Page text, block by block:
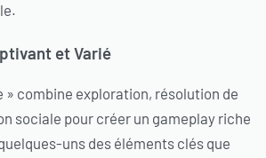
et Varié
» combine exploration, résolution de
sociale pour créer un gameplay riche
uns des éléments clés que